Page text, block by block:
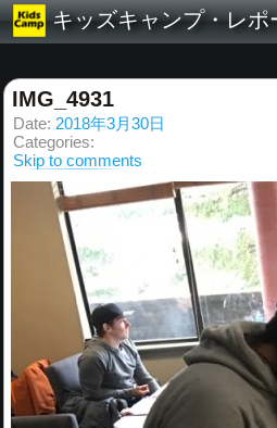
キッズキャンプ・レポ
IMG_4931
Date: 2018年3月30日
Categories:
Skip to comments